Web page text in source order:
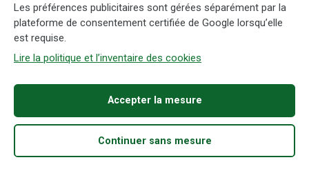
Outils automobiles
À propos de VoitureBelgique
Politique éditoriale
Contact
Actualités automobiles
Rédaction et auteurs
Accueil Acheter Fiabilité Démarches Recherche
Les préférences publicitaires sont gérées séparément par la
plateforme de consentement certifiée de Google lorsqu’elle
est requise.
Lire la politique et l’inventaire des cookies
Accepter la mesure
Continuer sans mesure